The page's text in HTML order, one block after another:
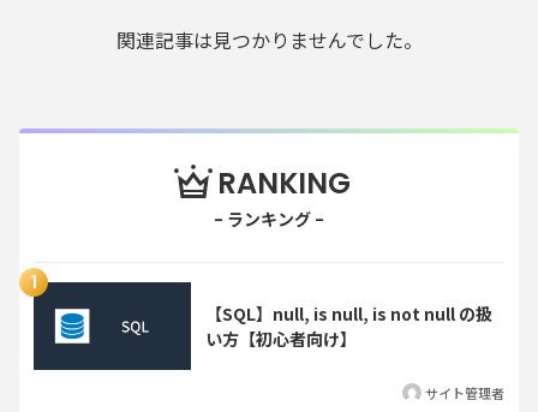
関連記事は見つかりませんでした。
RANKING
【SQL】null, is null, is not null の扱
い方【初心者向け】
サイト管理者